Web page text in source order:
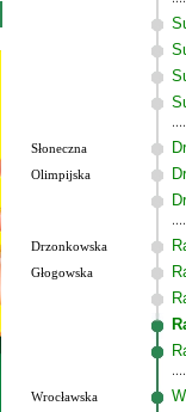
Słoneczna
Olimpijska
Drzonkowska
Głogowska
Wrocławska